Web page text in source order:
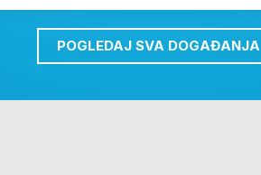
POGLEDAJ SVA DOGAĐANJA